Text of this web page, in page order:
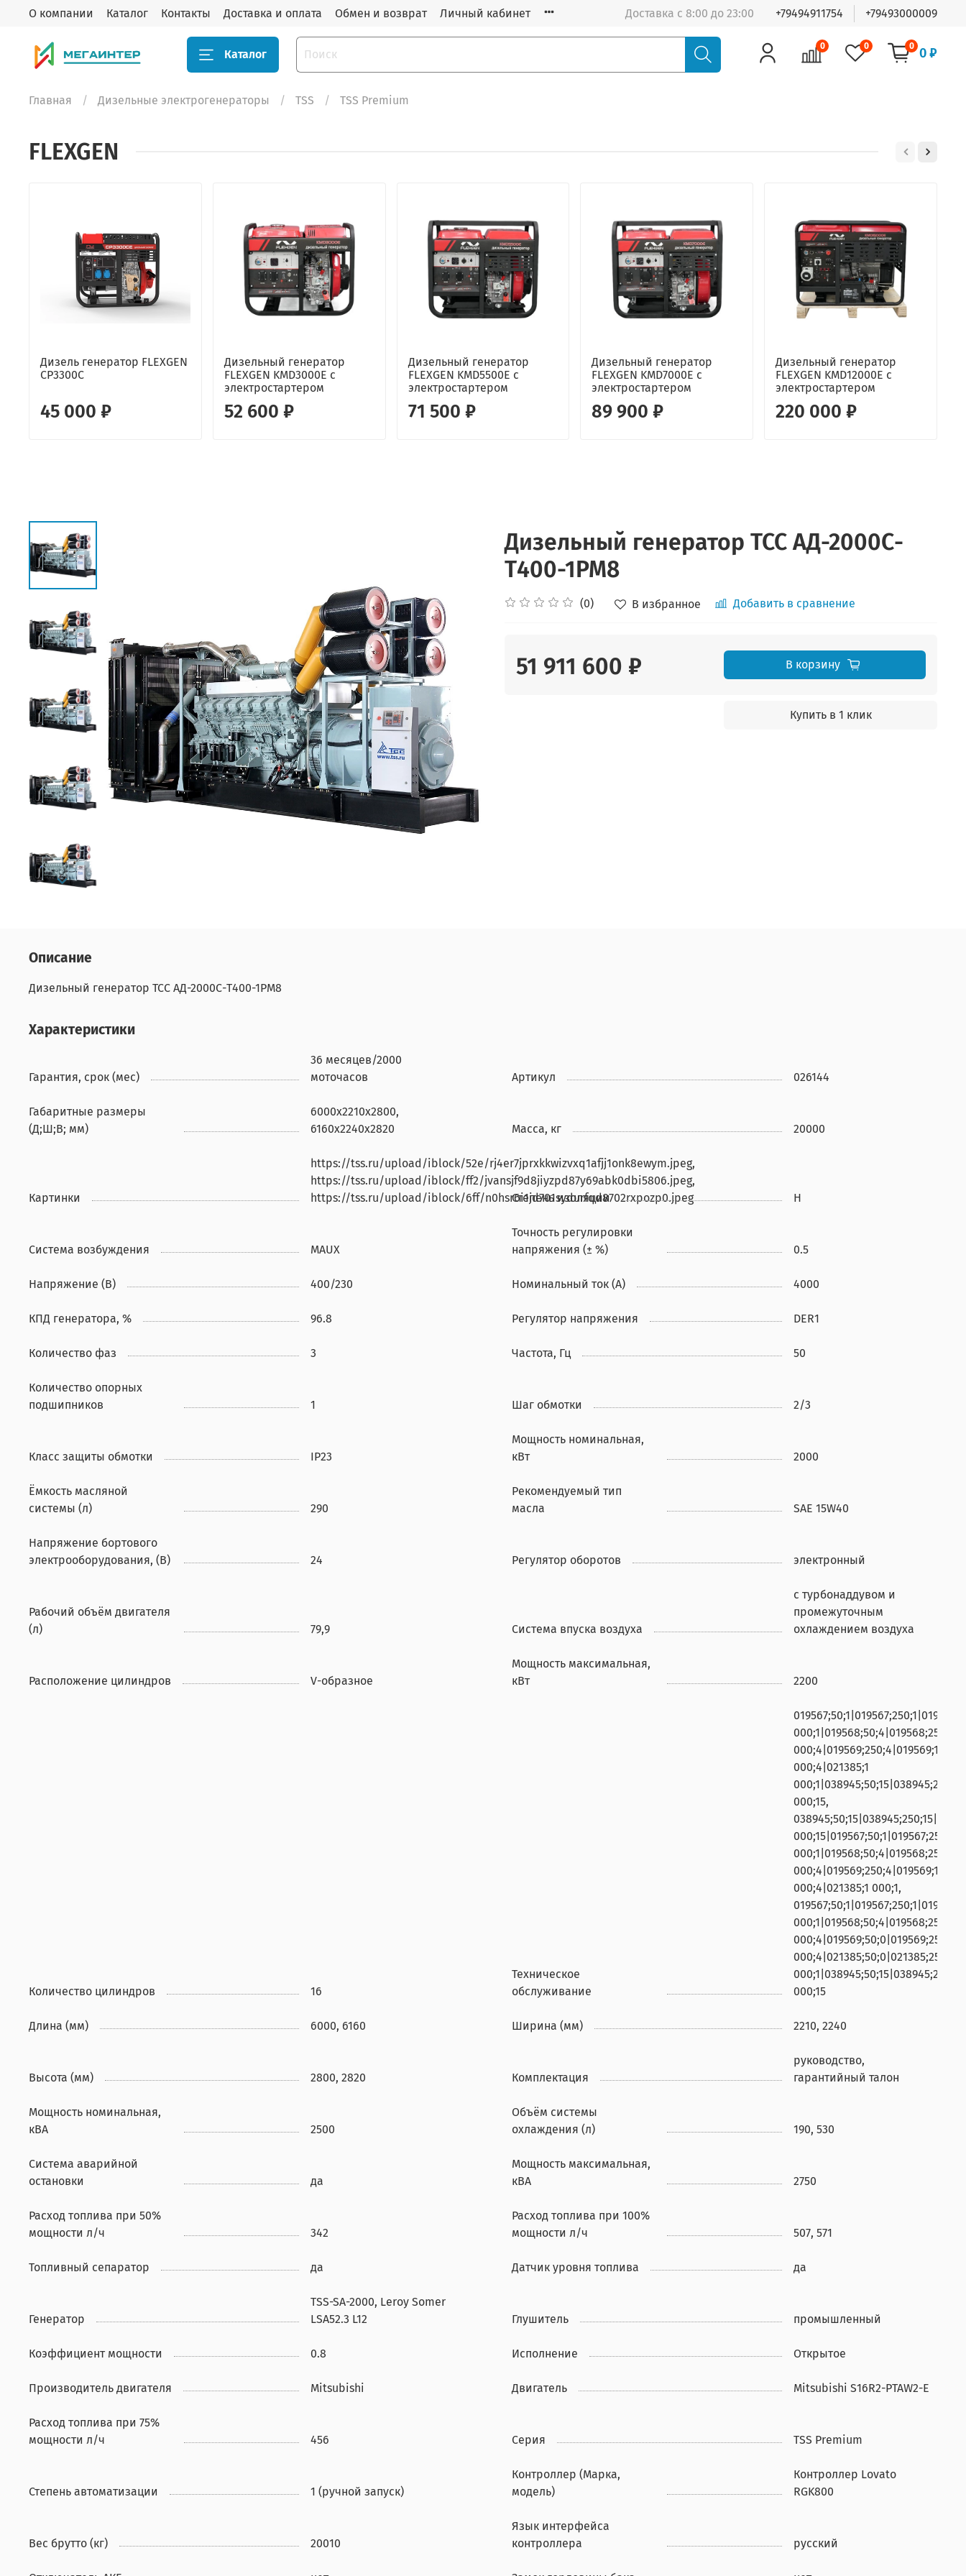
О компании Каталог Контакты Доставка и оплата Обмен и возврат Личный кабинет Доставка с 8:00 до 23:00 +79494911754 +79493000009
Каталог
0 0 0 0 ₽
Главная Дизельные электрогенераторы TSS TSS Premium
FLEXGEN
Дизель генератор FLEXGEN
CP3300C
45 000 ₽
Дизельный генератор
FLEXGEN KMD3000E с
электростартером
52 600 ₽
Дизельный генератор
FLEXGEN KMD5500E с
электростартером
71 500 ₽
Дизельный генератор
FLEXGEN KMD7000E с
электростартером
89 900 ₽
Дизельный генератор
FLEXGEN KMD12000E с
электростартером
220 000 ₽
Дизельный генератор ТСС АД-2000С-
Т400-1РМ8
(0) В избранное Добавить в сравнение
51 911 600 ₽ В корзину
Купить в 1 клик
Описание
Дизельный генератор ТСС АД-2000С-Т400-1РМ8
Характеристики
Гарантия, срок (мес)
36 месяцев/2000
моточасов
Артикул 026144
Габаритные размеры
(Д;Ш;В; мм)
6000х2210х2800,
6160х2240х2820
Масса, кг 20000
Картинки
https://tss.ru/upload/iblock/52e/rj4er7jprxkkwizvxq1afjj1onk8ewym.jpeg,
https://tss.ru/upload/iblock/ff2/jvansjf9d8jiyzpd87y69abk0dbi5806.jpeg,
https://tss.ru/upload/iblock/6ff/n0hsr6i1jd701sydurfqd8702rxpozp0.jpeg
Степень изоляции H
Система возбуждения MAUX
Точность регулировки
напряжения (± %)
0.5
Напряжение (В) 400/230 Номинальный ток (А) 4000
КПД генератора, % 96.8 Регулятор напряжения DER1
Количество фаз 3 Частота, Гц 50
Количество опорных
подшипников
1 Шаг обмотки 2/3
Класс защиты обмотки IP23
Мощность номинальная,
кВт
2000
Ёмкость масляной
системы (л)
290
Рекомендуемый тип
масла
SAE 15W40
Напряжение бортового
электрооборудования, (В)
24 Регулятор оборотов электронный
Рабочий объём двигателя
(л)
79,9 Система впуска воздуха
с турбонаддувом и
промежуточным
охлаждением воздуха
Расположение цилиндров V-образное
Мощность максимальная,
кВт
2200
Количество цилиндров 16
Техническое
обслуживание
019567;50;1|019567;250;1|019567;1
000;4|019569;250;4|019569;1
000;4|021385;1
000;15,
000;4|019569;250;4|019569;1
000;4|021385;1 000;1,
019567;50;1|019567;250;1|019567;1
000;15
Длина (мм) 6000, 6160 Ширина (мм) 2210, 2240
Высота (мм) 2800, 2820 Комплектация
руководство,
гарантийный талон
Мощность номинальная,
кВА
2500
Объём системы
охлаждения (л)
190, 530
Система аварийной
остановки
да
Мощность максимальная,
кВА
2750
Расход топлива при 50%
мощности л/ч
342
Расход топлива при 100%
мощности л/ч
507, 571
Топливный сепаратор да Датчик уровня топлива да
Генератор
TSS-SA-2000, Leroy Somer
LSA52.3 L12
Глушитель промышленный
Коэффициент мощности 0.8 Исполнение Открытое
Производитель двигателя Mitsubishi Двигатель Mitsubishi S16R2-PTAW2-E
Расход топлива при 75%
мощности л/ч
456 Серия TSS Premium
Степень автоматизации 1 (ручной запуск)
Контроллер (Марка,
модель)
Контроллер Lovato
RGK800
Вес брутто (кг) 20010
Язык интерфейса
контроллера
русский